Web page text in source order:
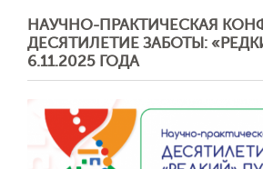
НАУЧНО-ПРАКТИЧЕСКАЯ
ДЕСЯТИЛЕТИЕ ЗАБОТЫ:
6.11.2025 ГОДА